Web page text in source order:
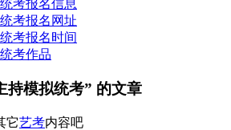
考报名信息
考报名网址
考报名时间
考作品
持模拟统考” 的文章
它艺考内容吧